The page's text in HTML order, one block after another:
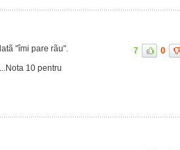
"îmi pare rãu".
10 pentru
7 0